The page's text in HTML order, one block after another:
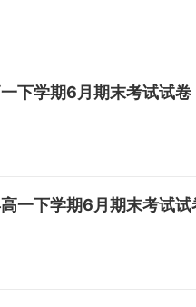
下学期6月期末考试试卷
一下学期6月期末考试试